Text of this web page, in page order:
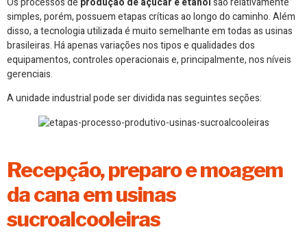
simples, porém, possuem etapas críticas ao longo do caminho. Além
disso, a tecnologia utilizada é muito semelhante em todas as usinas
brasileiras. Há apenas variações nos tipos e qualidades dos
equipamentos, controles operacionais e, principalmente, nos níveis
gerenciais.
A unidade industrial pode ser dividida nas seguintes seções:
Recepção, preparo e moagem
da cana em usinas
sucroalcooleiras